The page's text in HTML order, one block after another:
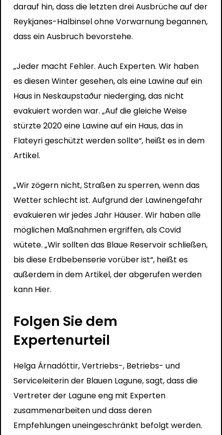
darauf hin, dass die letzten drei Ausbrüche auf der
Reykjanes-Halbinsel ohne Vorwarnung begannen,
dass ein Ausbruch bevorstehe.
„Jeder macht Fehler. Auch Experten. Wir haben
es diesen Winter gesehen, als eine Lawine auf ein
Haus in Neskaupstaður niederging, das nicht
evakuiert worden war. „Auf die gleiche Weise
stürzte 2020 eine Lawine auf ein Haus, das in
Flateyri geschützt werden sollte“, heißt es in dem
Artikel.
„Wir zögern nicht, Straßen zu sperren, wenn das
Wetter schlecht ist. Aufgrund der Lawinengefahr
evakuieren wir jedes Jahr Häuser. Wir haben alle
möglichen Maßnahmen ergriffen, als Covid
wütete. „Wir sollten das Blaue Reservoir schließen,
bis diese Erdbebenserie vorüber ist“, heißt es
außerdem in dem Artikel, der abgerufen werden
kann Hier.
Folgen Sie dem
Expertenurteil
Helga Árnadóttir, Vertriebs-, Betriebs- und
Serviceleiterin der Blauen Lagune, sagt, dass die
Vertreter der Lagune eng mit Experten
zusammenarbeiten und dass deren
Empfehlungen uneingeschränkt befolgt werden.